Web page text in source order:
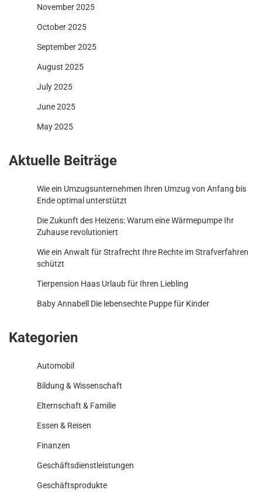
November 2025
October 2025
September 2025
August 2025
July 2025
June 2025
May 2025
Aktuelle Beiträge
Wie ein Umzugsunternehmen Ihren Umzug von Anfang bis
Ende optimal unterstützt
Die Zukunft des Heizens: Warum eine Wärmepumpe Ihr
Zuhause revolutioniert
Wie ein Anwalt für Strafrecht Ihre Rechte im Strafverfahren
schützt
Tierpension Haas Urlaub für Ihren Liebling
Baby Annabell Die lebensechte Puppe für Kinder
Kategorien
Automobil
Bildung & Wissenschaft
Elternschaft & Familie
Essen & Reisen
Finanzen
Geschäftsdienstleistungen
Geschäftsprodukte